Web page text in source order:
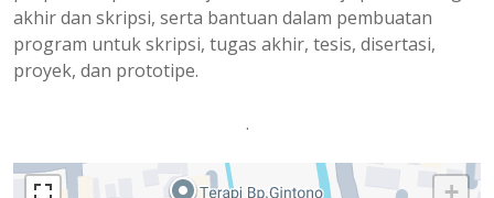
akhir dan skripsi, serta bantuan dalam pembuatan
program untuk skripsi, tugas akhir, tesis, disertasi,
proyek, dan prototipe.
.
+